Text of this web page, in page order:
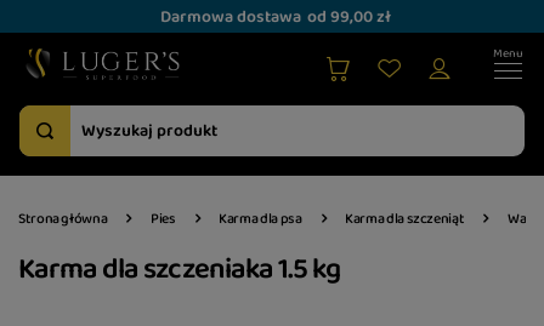
Darmowa dostawa od 99,00 zł
Strona główna Pies Karma dla psa Karma dla szczeniąt Waga
Karma dla szczeniaka 1.5 kg